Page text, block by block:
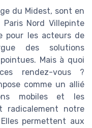
du Midest, sont en
Nord Villepinte
pour les acteurs de
des solutions
Mais à quoi
rendez-vous ?
comme un allié
mobiles et les
radicalement notre
permettent aux